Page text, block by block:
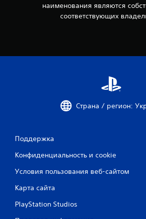
наименования являются
соответствующих
Страна / регион:
Поддержка
Конфиденциальность и cookie
Условия пользования веб-сайтом
Карта сайта
PlayStation Studios